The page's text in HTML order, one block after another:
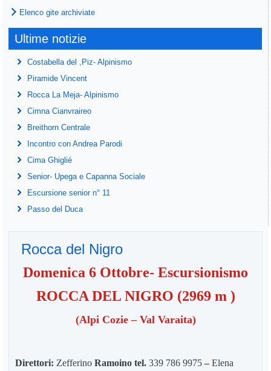
Elenco gite archiviate
Ultime notizie
Costabella del ,Piz- Alpinismo
Piramide Vincent
Rocca La Meja- Alpinismo
Cimna Cianvraireo
Breithorn Centrale
Incontro con Andrea Parodi
Cima Ghiglié
Senior- Upega e Capanna Sociale
Escursione senior n° 11
Passo del Duca
Rocca del Nigro
Domenica 6 Ottobre- Escursionismo
ROCCA DEL NIGRO (2969 m )
(Alpi Cozie – Val Varaita)
Direttori: Zefferino Ramoino tel.339 786 9975 –Elena